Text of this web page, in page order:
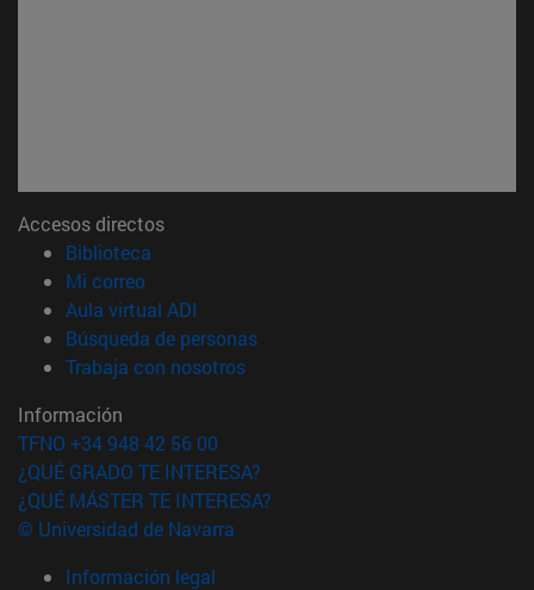
Accesos directos
Biblioteca
Mi correo(abre en nueva ventana)
Aula virtual ADI
Búsqueda de personas(abre en nueva ventana)
Trabaja con nosotros(abre en nueva ventana)
Información
TFNO +34 948 42 56 00
¿QUÉ GRADO TE INTERESA?
¿QUÉ MÁSTER TE INTERESA?
© Universidad de Navarra
Información legal